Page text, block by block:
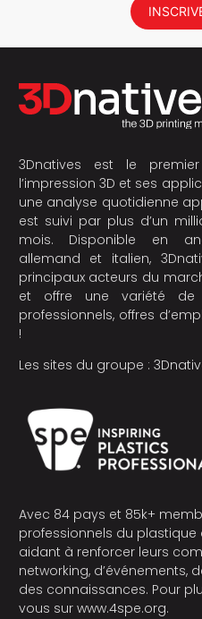
3Dnatives est le
l’impression 3D et ses
une analyse quotidienne
est suivi par plus d’un
mois. Disponible en
allemand et italien,
principaux acteurs du
et offre une variété de
professionnels, offres
!
Les sites du groupe :
Avec 84 pays et 85k+
professionnels du
aidant à renforcer leurs
networking,
des connaissances. Pour
vous sur www.4spe.org.